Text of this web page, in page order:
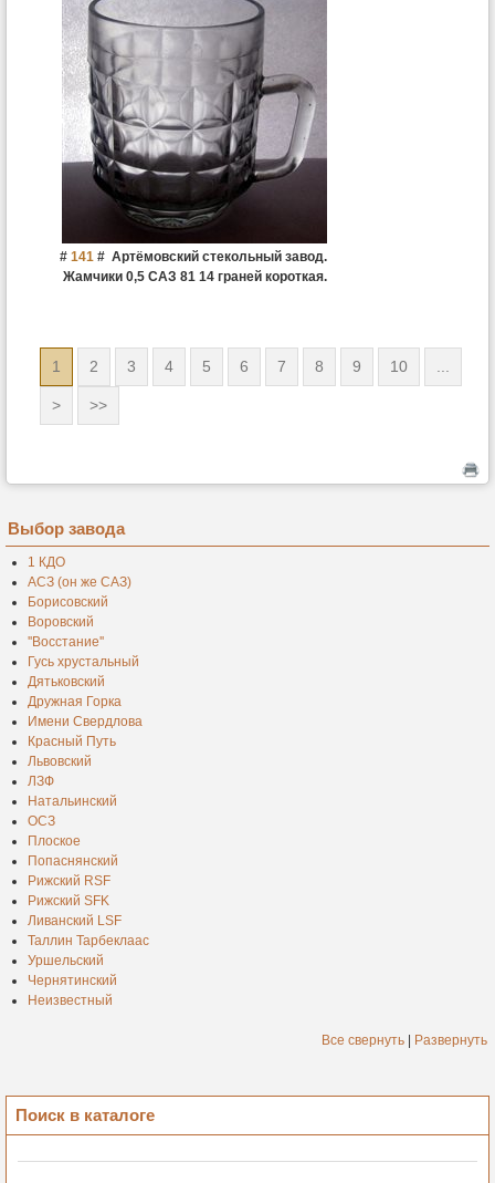
# 141# Артёмовский стекольный завод.
Жамчики 0,5 САЗ 81 14 граней короткая.
1 2 3 4 5 6 7 8 9 10
> >>
Выбор завода
1 КДО
АСЗ (он же САЗ)
Борисовский
Воровский
''Восстание''
Гусь хрустальный
Дятьковский
Дружная Горка
Имени Свердлова
Красный Путь
Львовский
ЛЗФ
Натальинский
ОСЗ
Плоское
Попаснянский
Рижский RSF
Рижский SFK
Ливанский LSF
Таллин Тарбеклаас
Уршельский
Чернятинский
Неизвестный
Все свернуть Развернуть
Поиск в каталоге